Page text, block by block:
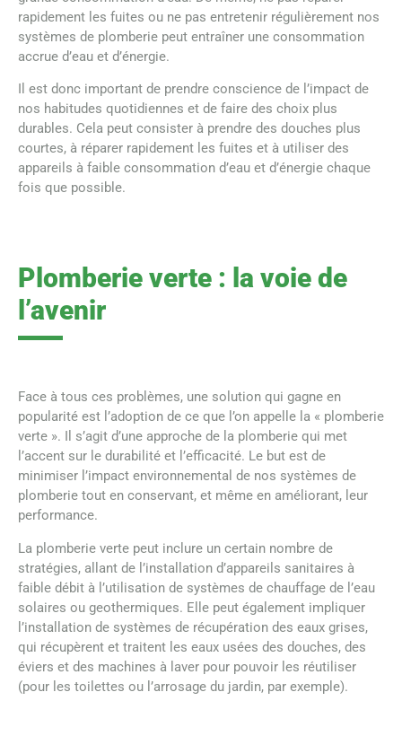
rapidement les fuites ou ne pas entretenir régulièrement nos
systèmes de plomberie peut entraîner une consommation
accrue d’eau et d’énergie.
Il est donc important de prendre conscience de l’impact de
nos habitudes quotidiennes et de faire des choix plus
durables. Cela peut consister à prendre des douches plus
courtes, à réparer rapidement les fuites et à utiliser des
appareils à faible consommation d’eau et d’énergie chaque
fois que possible.
Plomberie verte : la voie de
l’avenir
Face à tous ces problèmes, une solution qui gagne en
popularité est l’adoption de ce que l’on appelle la « plomberie
verte ». Il s’agit d’une approche de la plomberie qui met
l’accent sur le durabilité et l’efficacité. Le but est de
minimiser l’impact environnemental de nos systèmes de
plomberie tout en conservant, et même en améliorant, leur
performance.
La plomberie verte peut inclure un certain nombre de
stratégies, allant de l’installation d’appareils sanitaires à
faible débit à l’utilisation de systèmes de chauffage de l’eau
solaires ou geothermiques. Elle peut également impliquer
l’installation de systèmes de récupération des eaux grises,
qui récupèrent et traitent les eaux usées des douches, des
éviers et des machines à laver pour pouvoir les réutiliser
(pour les toilettes ou l’arrosage du jardin, par exemple).